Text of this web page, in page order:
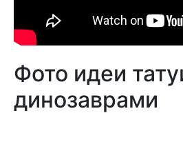
Фото идеи
динозаврами